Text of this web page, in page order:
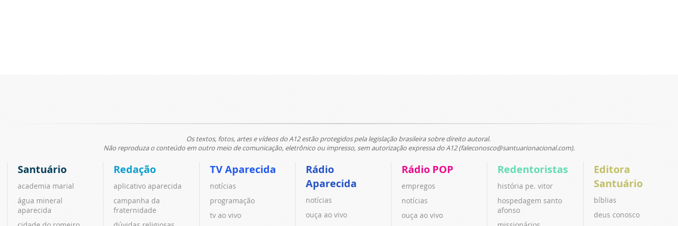
Os textos, fotos, artes e vídeos do A12 estão protegidos pela legislação brasileira sobre direito autoral.
Não reproduza o conteúdo em outro meio de comunicação, eletrônico ou impresso, sem autorização expressa do A12 (faleconosco@santuarionacional.com).
Santuário
academia marial
água mineral
aparecida
Redação
aplicativo aparecida
campanha da
fraternidade
TV Aparecida
notícias
programação
tv ao vivo
Rádio
Aparecida
notícias
ouça ao vivo
Rádio POP
empregos
notícias
ouça ao vivo
Redentoristas
história pe. vitor
hospedagem santo
afonso
Editora
Santuário
bíblias
deus conosco